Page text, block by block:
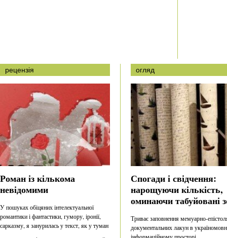
рецензія
Роман із кількома
невідомими
У пошуках обіцяних інтелектуальної
романтики і фантастики, гумору, іронії,
сарказму, я занурилась у текст, як у туман
огляд
Спогади і свідчення:
нарощуючи кількість,
оминаючи табуйовані
Триває заповнення мемуарно-
документальних лакун в
інформаційному просторі